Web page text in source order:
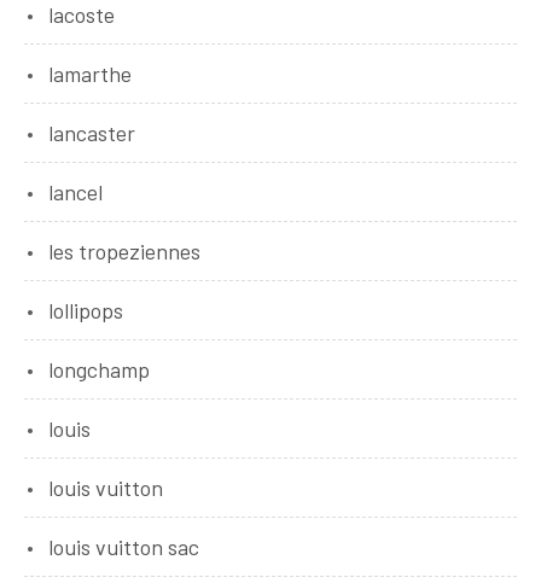
lacoste
lamarthe
lancaster
lancel
les tropeziennes
lollipops
longchamp
louis
louis vuitton
louis vuitton sac